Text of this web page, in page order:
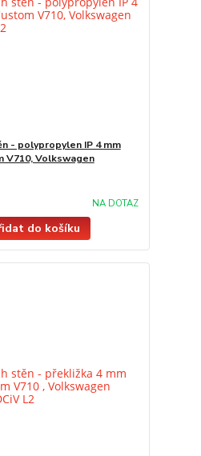
- polypropylen IP 4 mm
V710, Volkswagen
NA DOTAZ
do košíku